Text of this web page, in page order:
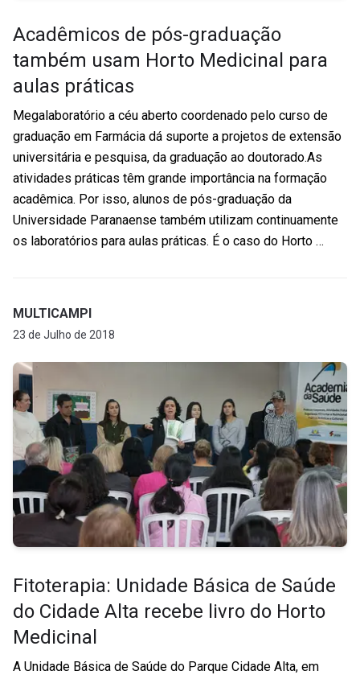
Acadêmicos de pós-graduação
também usam Horto Medicinal para
aulas práticas
Megalaboratório a céu aberto coordenado pelo curso de
graduação em Farmácia dá suporte a projetos de extensão
universitária e pesquisa, da graduação ao doutorado.As
atividades práticas têm grande importância na formação
acadêmica. Por isso, alunos de pós-graduação da
Universidade Paranaense também utilizam continuamente
os laboratórios para aulas práticas. É o caso do Horto …
MULTICAMPI
23 de Julho de 2018
Fitoterapia: Unidade Básica de Saúde
do Cidade Alta recebe livro do Horto
Medicinal
A Unidade Básica de Saúde do Parque Cidade Alta, em